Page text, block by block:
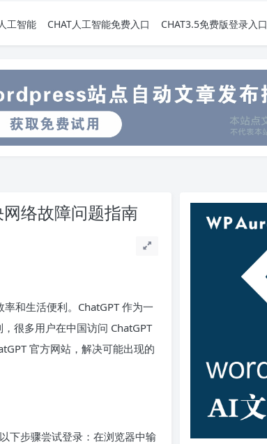
工智能 CHAT人工智能免费入口 CHAT3.5免费版登录入口
络故障问题指南
和生活便利。ChatGPT 作为一
很多用户在中国访问 ChatGPT
官方网站，解决可能出现的
下步骤尝试登录：在浏览器中输